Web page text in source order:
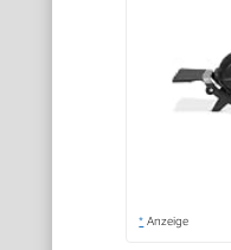
* Anzeige